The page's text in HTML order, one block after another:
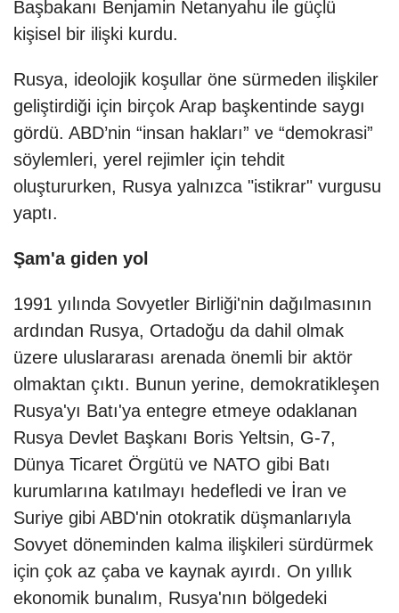
Başbakanı Benjamin Netanyahu ile güçlü
kişisel bir ilişki kurdu.
Rusya, ideolojik koşullar öne sürmeden ilişkiler
geliştirdiği için birçok Arap başkentinde saygı
gördü. ABD’nin “insan hakları” ve “demokrasi”
söylemleri, yerel rejimler için tehdit
oluştururken, Rusya yalnızca "istikrar" vurgusu
yaptı.
Şam'a giden yol
1991 yılında Sovyetler Birliği'nin dağılmasının
ardından Rusya, Ortadoğu da dahil olmak
üzere uluslararası arenada önemli bir aktör
olmaktan çıktı. Bunun yerine, demokratikleşen
Rusya'yı Batı'ya entegre etmeye odaklanan
Rusya Devlet Başkanı Boris Yeltsin, G-7,
Dünya Ticaret Örgütü ve NATO gibi Batı
kurumlarına katılmayı hedefledi ve İran ve
Suriye gibi ABD'nin otokratik düşmanlarıyla
Sovyet döneminden kalma ilişkileri sürdürmek
için çok az çaba ve kaynak ayırdı. On yıllık
ekonomik bunalım, Rusya'nın bölgedeki